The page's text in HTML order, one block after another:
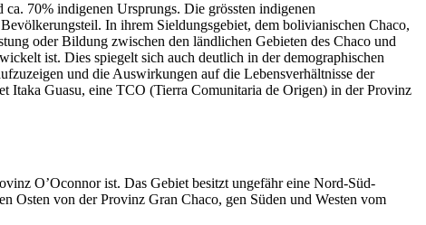
70% indigenen Ursprungs. Die grössten indigenen
In ihrem Sieldungsgebiet, dem bolivianischen Chaco,
oder Bildung zwischen den ländlichen Gebieten des Chaco und
ist. Dies spiegelt sich auch deutlich in der demographischen
und die Auswirkungen auf die Lebensverhältnisse der
Itaka Guasu, eine TCO (Tierra Comunitaria de Origen) in der Provinz
O’Oconnor ist. Das Gebiet besitzt ungefähr eine Nord-Süd-
Osten von der Provinz Gran Chaco, gen Süden und Westen vom